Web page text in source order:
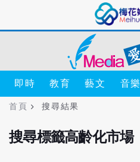
即時 教育 藝文 音樂
首頁 搜尋結果
搜尋標籤高齡化市場